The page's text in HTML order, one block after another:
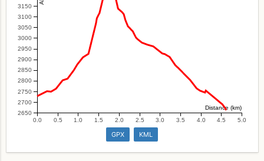
2650
2700
2750
2800
2850
2900
2950
3000
3050
3100
3150
0.0 0.5 1.0 1.5 2.0 2.5 3.0 3.5 4.0 4.5 5.0
Distance (km)
GPX KML